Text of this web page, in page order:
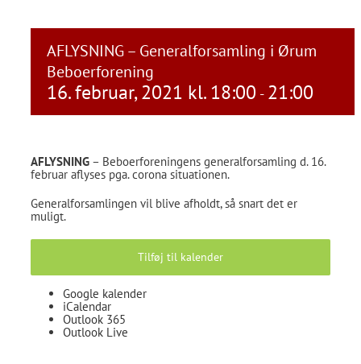
AFLYSNING – Generalforsamling i Ørum
Beboerforening
16. februar, 2021 kl. 18:00 - 21:00
AFLYSNING – Beboerforeningens generalforsamling d. 16.
februar aflyses pga. corona situationen.
Generalforsamlingen vil blive afholdt, så snart det er
muligt.
Tilføj til kalender
Google kalender
iCalendar
Outlook 365
Outlook Live